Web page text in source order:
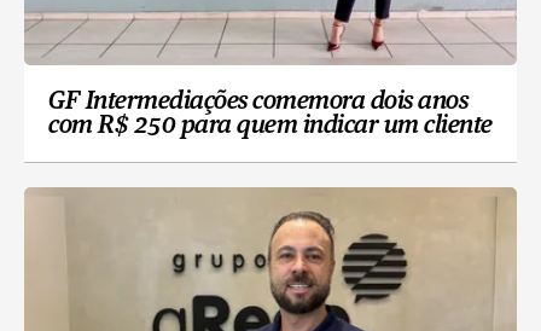
GF Intermediações comemora dois anos
com R$ 250 para quem indicar um cliente